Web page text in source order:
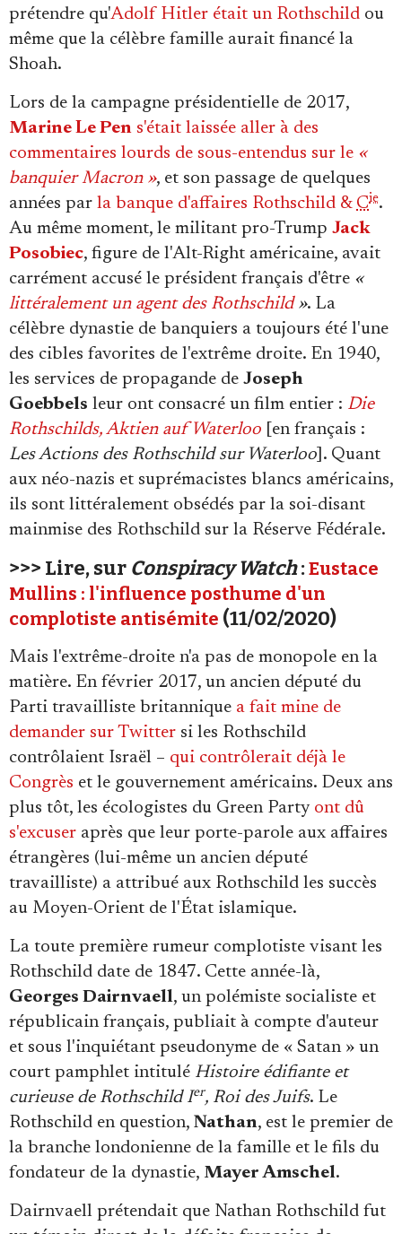
prétendre qu'Adolf Hitler était un Rothschild ou
même que la célèbre famille aurait financé la
Shoah.
Lors de la campagne présidentielle de 2017,
Marine Le Pen s'était laissée aller à des
commentaires lourds de sous-entendus sur le «
banquier Macron », et son passage de quelques
années par la banque d'affaires Rothschild & Cie.
Au même moment, le militant pro-Trump Jack
Posobiec, figure de l'Alt-Right américaine, avait
carrément accusé le président français d'être «
littéralement un agent des Rothschild». La
célèbre dynastie de banquiers a toujours été l'une
des cibles favorites de l'extrême droite. En 1940,
les services de propagande de Joseph
Goebbels leur ont consacré un film entier : Die
Rothschilds, Aktien auf Waterloo [en français :
Les Actions des Rothschild sur Waterloo ]. Quant
aux néo-nazis et suprémacistes blancs américains,
ils sont littéralement obsédés par la soi-disant
mainmise des Rothschild sur la Réserve Fédérale.
>>> Lire, sur Conspiracy Watch:Eustace
Mullins : l'influence posthume d'un
complotiste antisémite (11/02/2020)
Mais l'extrême-droite n'a pas de monopole en la
matière. En février 2017, un ancien député du
Parti travailliste britannique a fait mine de
demander sur Twitter si les Rothschild
contrôlaient Israël – qui contrôlerait déjà le
Congrès et le gouvernement américains. Deux ans
plus tôt, les écologistes du Green Party ont dû
s'excuser après que leur porte-parole aux affaires
étrangères (lui-même un ancien député
travailliste) a attribué aux Rothschild les succès
au Moyen-Orient de l'État islamique.
La toute première rumeur complotiste visant les
Rothschild date de 1847. Cette année-là,
Georges Dairnvaell, un polémiste socialiste et
républicain français, publiait à compte d'auteur
et sous l'inquiétant pseudonyme de « Satan » un
court pamphlet intitulé Histoire édifiante et
curieuse de Rothschild Ier, Roi des Juifs. Le
Rothschild en question, Nathan, est le premier de
la branche londonienne de la famille et le fils du
fondateur de la dynastie, Mayer Amschel.
Dairnvaell prétendait que Nathan Rothschild fut